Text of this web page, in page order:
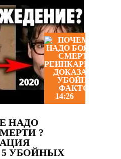
14:26
НАДО
?
5 УБОЙНЫХ